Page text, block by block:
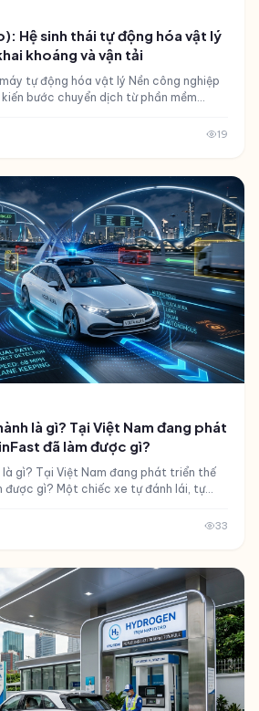
Hệ sinh thái tự động hóa vật lý
khoáng và vận tải
hóa vật lý Nền công nghiệp
bước chuyển dịch từ phần mềm
19
là gì? Tại Việt Nam đang phát
đã làm được gì?
là gì? Tại Việt Nam đang phát triển thế
xe tự đánh lái, tự
33